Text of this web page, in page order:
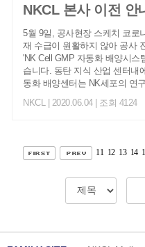
NKCL 본사 이전 안
5월 9일, 공사현장 스케치 코로
재 수급이 원활하지 않아 공사
'NK Cell GMP 자동화 배양시스
습니다. 동탄 지식 산업 센터내
동화 배양센터는 NK세포의 연
NKCL | 2020.06.04 | 조회 4124
11 12 13 14